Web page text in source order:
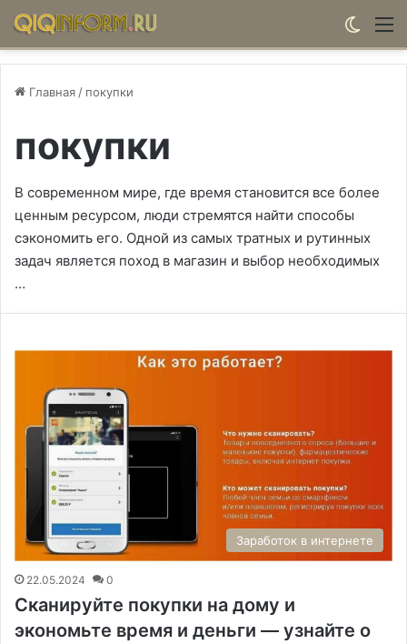
Главная / покупки
покупки
В современном мире, где время становится все более
ценным ресурсом, люди стремятся найти способы
сэкономить его. Одной из самых тратных и рутинных
задач является поход в магазин и выбор необходимых
…
Заработок в интернете
22.05.2024 0
Сканируйте покупки на дому и
экономьте время и деньги — узнайте о